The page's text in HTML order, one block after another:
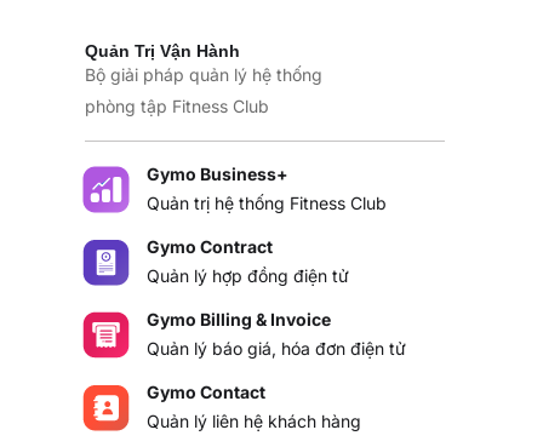
Quản Trị Vận Hành
Bộ giải pháp quản lý hệ thống
phòng tập Fitness Club
Gymo Business+
Quản trị hệ thống Fitness Club
Gymo Contract
Quản lý hợp đồng điện tử
Gymo Billing & Invoice
Quản lý báo giá, hóa đơn điện tử
Gymo Contact
Quản lý liên hệ khách hàng